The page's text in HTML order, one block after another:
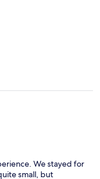
We stayed for
small, but